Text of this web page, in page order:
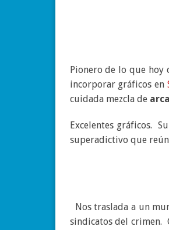
Pionero de lo que hoy
incorporar gráficos en
cuidada mezcla de
Excelentes gráficos.
superadictivo que
Nos traslada a un
sindicatos del crimen.